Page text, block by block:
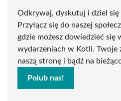
Odkrywaj, dyskutuj i dziel się
Przyłącz się do naszej
gdzie możesz dowiedzieć się
wydarzeniach w Kotli. Twoje
naszą stronę i bądź na
Polub nas!